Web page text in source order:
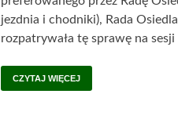
jezdnia i chodniki), Rada
rozpatrywała tę sprawę na
CZYTAJ WIĘCEJ